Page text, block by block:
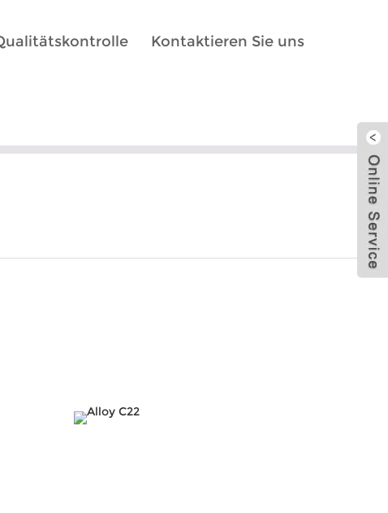
Kontaktieren Sie uns